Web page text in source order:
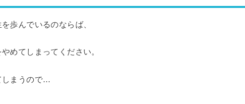
歩んでいるのならば、
めてしまってください。
しまうので…